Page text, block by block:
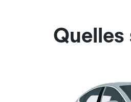
Quelles